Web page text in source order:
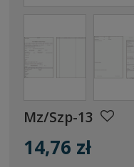
Mz/Szp-13
14,76 zł